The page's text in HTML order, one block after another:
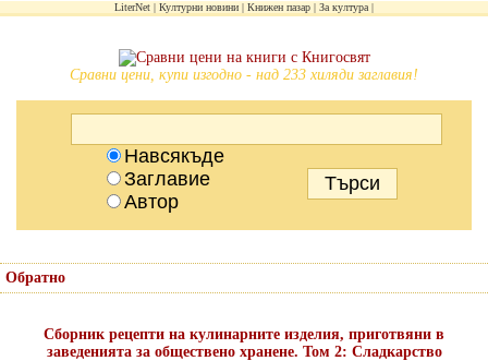
LiterNet Културни новини Книжен пазар За култура
Сравни цени, купи изгодно - над 233 хиляди заглавия!
Навсякъде
Заглавие
Автор
Обратно
Сборник рецепти на кулинарните изделия, приготвяни в
заведенията за обществено хранене. Том 2: Сладкарство